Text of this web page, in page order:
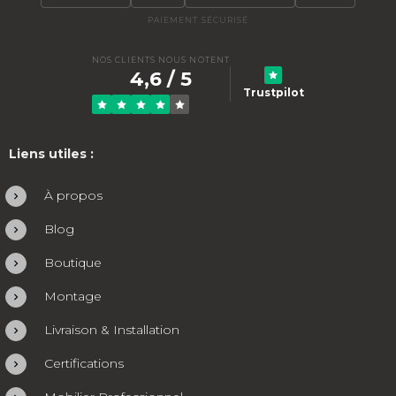
PAIEMENT SÉCURISÉ
NOS CLIENTS NOUS NOTENT
4,6 / 5
Trustpilot
Liens utiles :
À propos
Blog
Boutique
Montage
Livraison & Installation
Certifications